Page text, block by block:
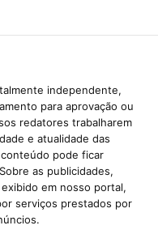
independente,
para aprovação ou
redatores trabalharem
e atualidade das
pode ficar
as publicidades,
em nosso portal,
serviços prestados por